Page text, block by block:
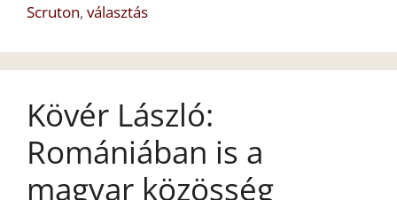
Scruton, választás
Kövér László:
Romániában is a
magyar közösség